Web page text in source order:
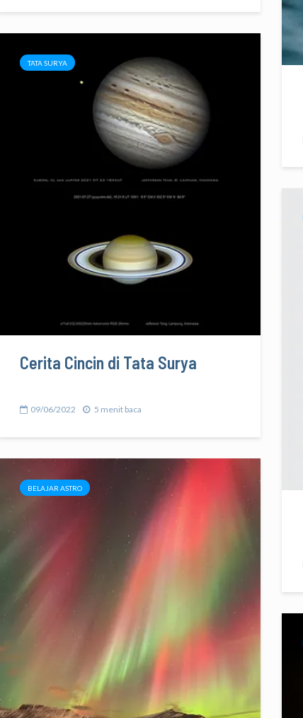
TATA SURYA
Cerita Cincin di Tata Surya
09/06/2022 5 menit baca
BELAJAR ASTRO